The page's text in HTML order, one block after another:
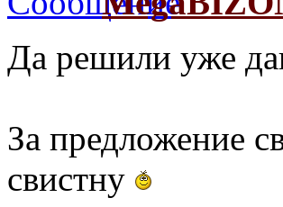
Да решили уже
За предложение
свистну